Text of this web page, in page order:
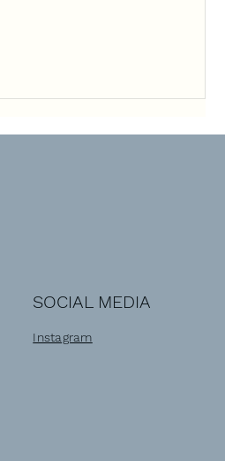
SOCIAL MEDIA
Instagram